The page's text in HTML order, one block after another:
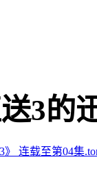
3的迅
连载至第04集